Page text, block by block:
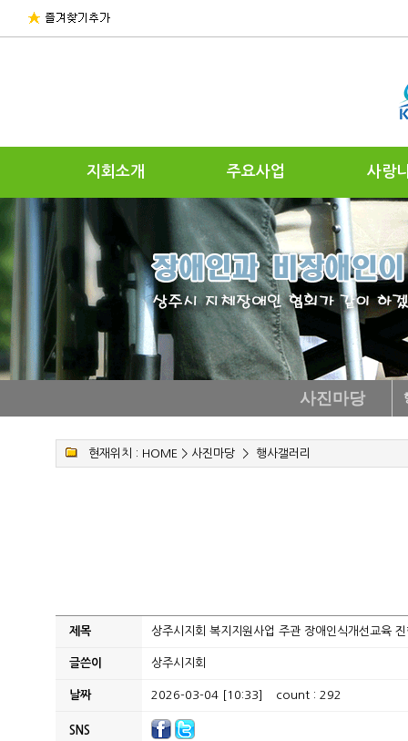
지회소개 주요사업 사랑
사진마당
현재위치 : HOME > 사진마당> 행사갤러리
제목 상주시지회 복지지원사업 주관 장애인식개선교육 진
글쓴이 상주시지회
날짜 2026-03-04 [10:33] count : 292
SNS